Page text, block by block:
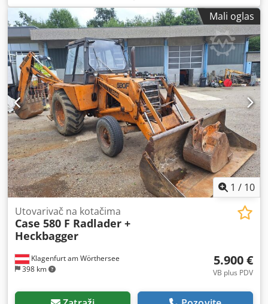
Mali oglas
1 / 10
Klagenfurt am Wörthersee
398 km
Utovarivač na kotačima
Case 580 F Radlader +
Heckbagger
5.900 €
VB plus PDV